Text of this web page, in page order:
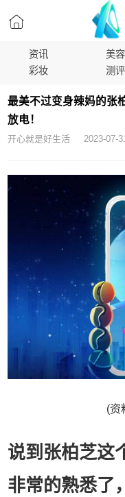
资讯 美容
彩妆
测评
最美不过变身辣妈的张
放电！
开心就是好生活 2023-07-
(资
说到张柏芝这
非常的熟悉了